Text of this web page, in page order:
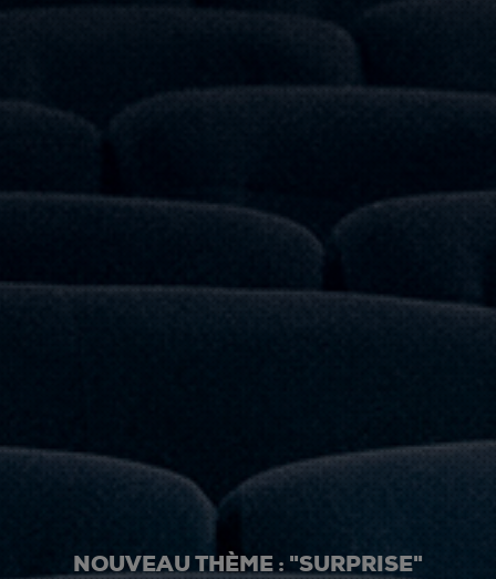
NOUVEAU THÈME : "SURPRISE"